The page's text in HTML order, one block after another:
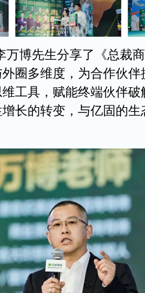
万博先生分享了《总裁
圈多维度，为合作伙
工具，赋能终端伙伴
长的转变，与亿固的